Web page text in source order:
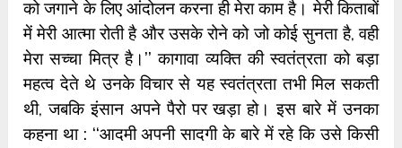
को जगाने के लिए आंदोलन करना ही मेरा काम है। मेरी किताबों
में मेरी आत्मा रोती है और उसके रोने को जो कोई सुनता है, वही
मेरा सच्चा मित्र है।’’ कागावा व्यक्ति की स्वतंत्रता को बड़ा
महत्व देते थे उनके विचार से यह स्वतंत्रता तभी मिल सकती
थी, जबकि इंसान अपने पैरो पर खड़ा हो। इस बारे में उनका
कहना था : ‘‘आदमी अपनी सादगी के बारे में रहे कि उसे किसी